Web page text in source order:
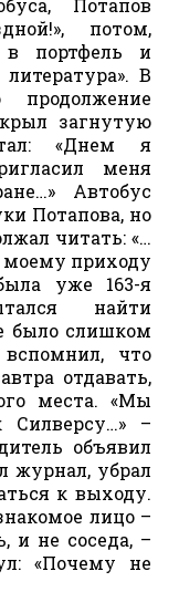
потом,
в портфель и
В
загнутую
«Днем я
меня
Автобус
Потапова, но
читать: «…
моему приходу
уже 163-я
найти
было слишком
что
отдавать,
места. «Мы
–
объявил
журнал, убрал
к выходу.
лицо –
и не соседа, –
«Почему не